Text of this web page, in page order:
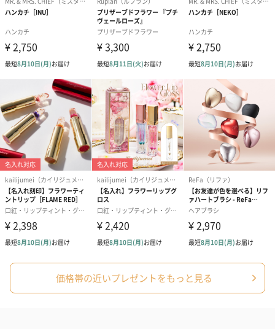
ブライダルロリポップ
ドレス（いちご味)
（1,122円）
ブライダルロリポップ
タキシード（コーラ味)
（1,122円）
夫婦箸と箸置
（2,420円）
生花
生花のブーケを同梱します。
※9-15時にご注文いただく場合、最短のお届け可能日が通常より
も1日遅くなります。
価格帯の近いプレゼントをもっと見る